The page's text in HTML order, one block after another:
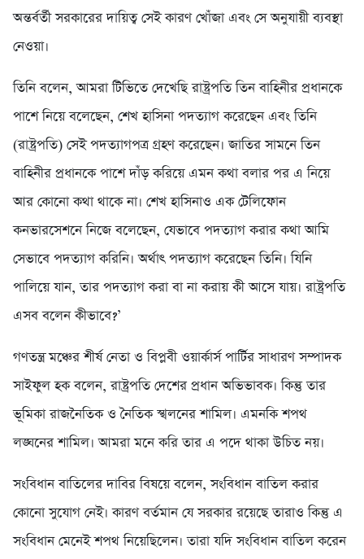
অন্তর্বর্তী সরকারের দায়িত্ব সেই কারণ খোঁজা এবং সে অনুযায়ী ব্যবস্থা
নেওয়া।
তিনি বলেন, আমরা টিভিতে দেখেছি রাষ্ট্রপতি তিন বাহিনীর প্রধানকে
পাশে নিয়ে বলেছেন, শেখ হাসিনা পদত্যাগ করেছেন এবং তিনি
(রাষ্ট্রপতি) সেই পদত্যাগপত্র গ্রহণ করেছেন। জাতির সামনে তিন
বাহিনীর প্রধানকে পাশে দাঁড় করিয়ে এমন কথা বলার পর এ নিয়ে
আর কোনো কথা থাকে না। শেখ হাসিনাও এক টেলিফোন
কনভারসেশনে নিজে বলেছেন, যেভাবে পদত্যাগ করার কথা আমি
সেভাবে পদত্যাগ করিনি। অর্থাৎ পদত্যাগ করেছেন তিনি। যিনি
পালিয়ে যান, তার পদত্যাগ করা বা না করায় কী আসে যায়। রাষ্ট্রপতি
এসব বলেন কীভাবে?’
গণতন্ত্র মঞ্চের শীর্ষ নেতা ও বিপ্লবী ওয়ার্কার্স পার্টির সাধারণ সম্পাদক
সাইফুল হক বলেন, রাষ্ট্রপতি দেশের প্রধান অভিভাবক। কিন্তু তার
ভূমিকা রাজনৈতিক ও নৈতিক স্খলনের শামিল। এমনকি শপথ
লঙ্ঘনের শামিল। আমরা মনে করি তার এ পদে থাকা উচিত নয়।
সংবিধান বাতিলের দাবির বিষয়ে বলেন, সংবিধান বাতিল করার
কোনো সুযোগ নেই। কারণ বর্তমান যে সরকার রয়েছে তারাও কিন্তু এ
সংবিধান মেনেই শপথ নিয়েছিলেন। তারা যদি সংবিধান বাতিল করেন